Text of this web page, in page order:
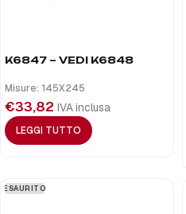
K6847 – VEDI K6848
Misure: 145X245
€33,82 IVA inclusa
LEGGI TUTTO
ESAURITO